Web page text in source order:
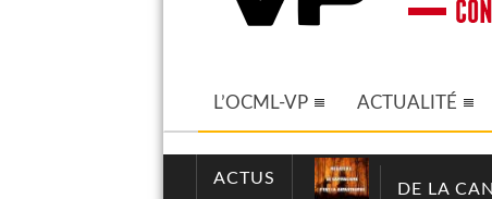
L’OCML-VP ACTUALITÉ
ACTUS
DE LA